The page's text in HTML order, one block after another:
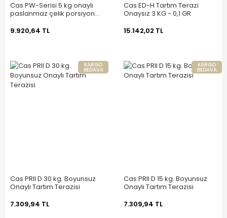
Cas PW-Serisi 5 kg onaylı
paslanmaz çelik porsiyon
9.920,64 TL
Cas ED-H Tartım Terazi
Onaysız 3 KG - 0,1 GR
15.142,02 TL
KARGO
BEDAVA
Cas PRII D 30 kg. Boyunsuz
Onaylı Tartım Terazisi
7.309,94 TL
KARGO
BEDAVA
Cas PRII D 15 kg. Boyunsuz
Onaylı Tartım Terazisi
7.309,94 TL